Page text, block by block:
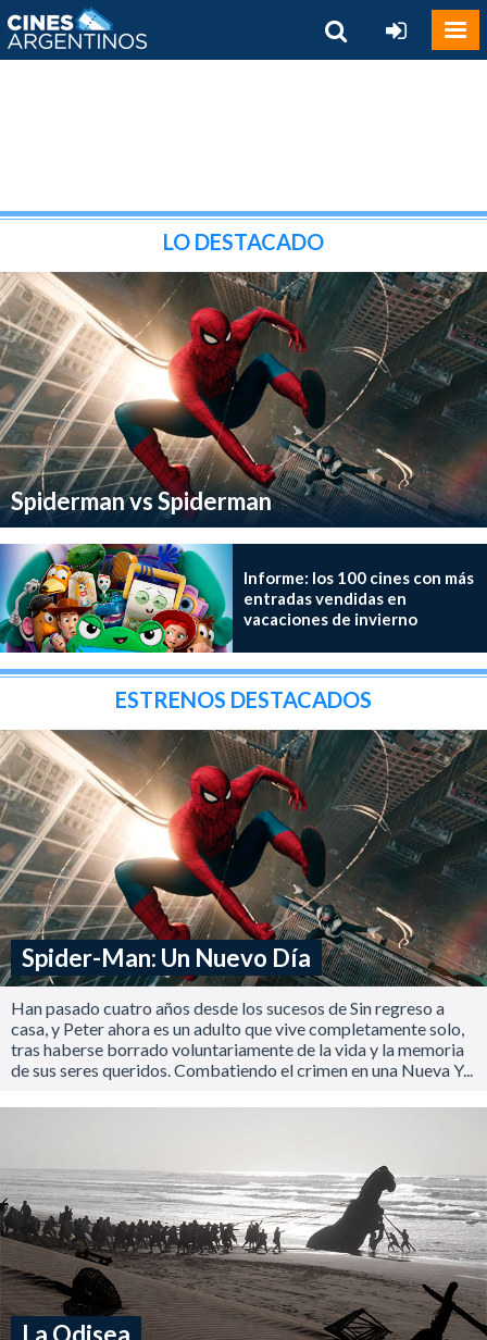
LO DESTACADO
Spiderman vs Spiderman
Informe: los 100 cines con más
entradas vendidas en
vacaciones de invierno
ESTRENOS DESTACADOS
Spider-Man: Un Nuevo Día
Han pasado cuatro años desde los sucesos de Sin regreso a
casa, y Peter ahora es un adulto que vive completamente solo,
tras haberse borrado voluntariamente de la vida y la memoria
de sus seres queridos. Combatiendo el crimen en una Nueva Y...
La Odisea